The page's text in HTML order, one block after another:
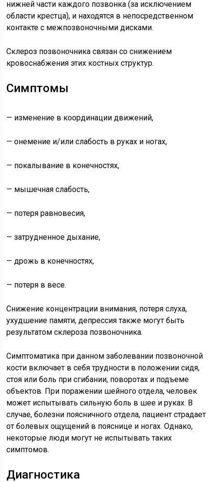
нижней части каждого позвонка (за исключением
области крестца), и находятся в непосредственном
контакте с межпозвоночными дисками.
Склероз позвоночника связан со снижением
кровоснабжения этих костных структур.
Симптомы
— изменение в координации движений,
— онемение и/или слабость в руках и ногах,
— покалывание в конечностях,
— мышечная слабость,
— потеря равновесия,
— затрудненное дыхание,
— дрожь в конечностях,
— потеря в весе.
Снижение концентрации внимания, потеря слуха,
ухудшение памяти, депрессия также могут быть
результатом склероза позвоночника.
Симптоматика при данном заболевании позвоночной
кости включает в себя трудности в положении сидя,
стоя или боль при сгибании, поворотах и подъеме
объектов. При поражении шейного отдела, человек
может испытывать сильную боль в шее и руках. В
случае, болезни поясничного отдела, пациент страдает
от болевых ощущений в пояснице и ногах. Однако,
некоторые люди могут не испытывать таких
симптомов.
Диагностика